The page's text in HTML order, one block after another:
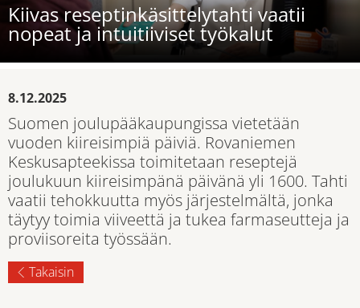
Kiivas reseptinkäsittelytahti vaatii
nopeat ja intuitiiviset työkalut
8.12.2025
Suomen joulupääkaupungissa vietetään
vuoden kiireisimpiä päiviä. Rovaniemen
Keskusapteekissa toimitetaan reseptejä
joulukuun kiireisimpänä päivänä yli 1600. Tahti
vaatii tehokkuutta myös järjestelmältä, jonka
täytyy toimia viiveettä ja tukea farmaseutteja ja
proviisoreita työssään.
Takaisin